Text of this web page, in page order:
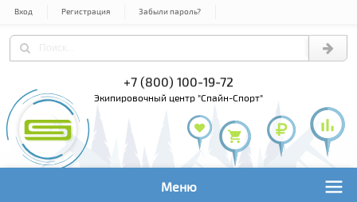
Вход Регистрация Забыли пароль?
+7 (800) 100-19-72
экипировочный центр "Спайн-Спорт"
Меню